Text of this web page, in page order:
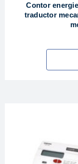
Contor
traductor